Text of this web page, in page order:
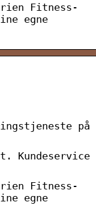
Fitness-
egne
på
Kundeservice
Fitness-
egne